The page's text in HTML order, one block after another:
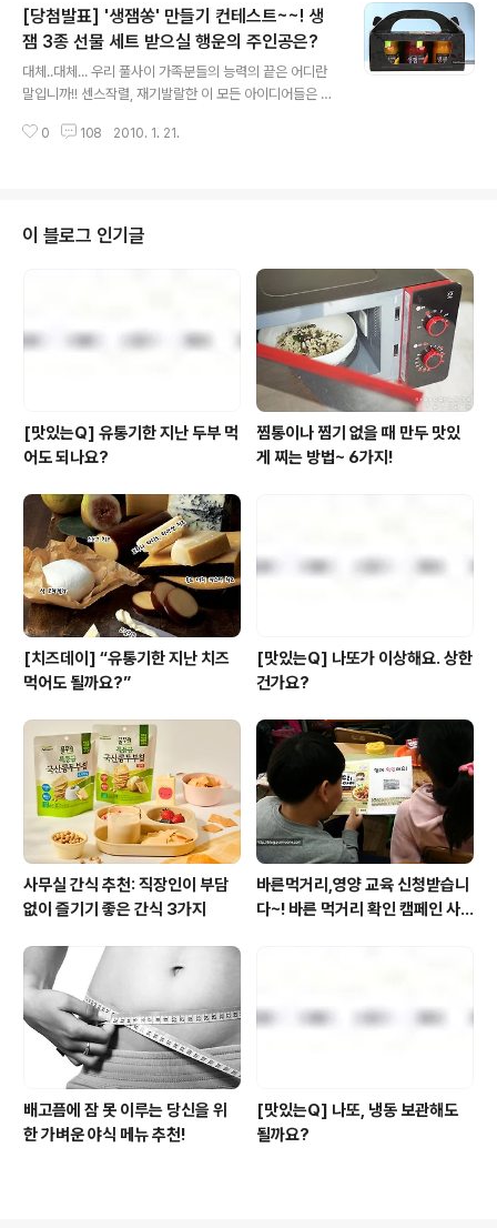
여성분들이 로맨틱 코미디를 좋아하는 게 확실하지 말입니
다! ㅇ_O 음... 음... 음... (뜸들이기 신공~!!) 저 풀반장이 우
리 풀사이 가족분들께 로맨틱 코미디 영화 한편 보여드리
고 싶은데 어떠세요? (이미 제 머릿속에는 '꺄~~~' 소리가
들리는 듯합니다..) 의 여류감독 낸시 마이어스가 메가폰을
잡고, , 의 메릴 스트립이 주역을 맡은 라는 영화입니다~.
[당첨발표] '생잼쏭' 만들기 컨테스트~~! 생
잼 3종 선물 세트 받으실 행운의 주인공은?
대체..대체... 우리 풀사이 가족분들의 능력의 끝은 어디란
말입니까!! 센스작렬, 재기발랄한 이 모든 아이디어들은 대
며 힘차게 시작한 풀사이 새해 첫 이벤트! [생잼쏭을 지어
사된 노랫말이 들려오는.... 일명 '음성 지원 댓글'을 경험하
고야 말았습니다. ㅎㅎ 그야말로 쟁쟁한 140여 건의 응모
작 중 과연 어떤 분들이 '생잼쏭 만들기' 수상의 영광을 누
리게 될까요? 그럼, 풀무원 생잼 3종세트를 받으실 50분
의 행운의 주인공들을 발표합니다~!! 겸둥윤지 / 경현경..
0 108 2010. 1. 21.
이 블로그 인기글
[맛있는Q] 유통기한 지난 두부 먹
어도 되나요?
찜통이나 찜기 없을 때 만두 맛있
게 찌는 방법~ 6가지!
[치즈데이] “유통기한 지난 치즈
먹어도 될까요?”
[맛있는Q] 나또가 이상해요. 상한
건가요?
사무실 간식 추천: 직장인이 부담
없이 즐기기 좋은 간식 3가지
바른먹거리,영양 교육 신청받습니
다~! 바른 먹거리 확인 캠페인 사
배고픔에 잠 못 이루는 당신을 위
한 가벼운 야식 메뉴 추천!
[맛있는Q] 나또, 냉동 보관해도
될까요?